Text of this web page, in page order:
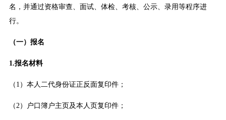
名，并通过资格审查、面试、体检、考核、公示、录用等程序进
行。
（一）报名
1.报名材料
（1）本人二代身份证正反面复印件；
（2）户口簿户主页及本人页复印件；